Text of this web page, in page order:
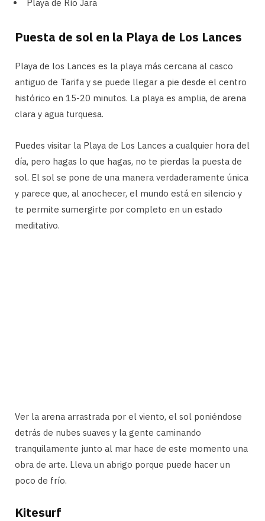
Playa de Río Jara
Puesta de sol en la Playa de Los Lances
Playa de los Lances es la playa más cercana al casco
antiguo de Tarifa y se puede llegar a pie desde el centro
histórico en 15-20 minutos. La playa es amplia, de arena
clara y agua turquesa.
Puedes visitar la Playa de Los Lances a cualquier hora del
día, pero hagas lo que hagas, no te pierdas la puesta de
sol. El sol se pone de una manera verdaderamente única
y parece que, al anochecer, el mundo está en silencio y
te permite sumergirte por completo en un estado
meditativo.
Ver la arena arrastrada por el viento, el sol poniéndose
detrás de nubes suaves y la gente caminando
tranquilamente junto al mar hace de este momento una
obra de arte. Lleva un abrigo porque puede hacer un
poco de frío.
Kitesurf